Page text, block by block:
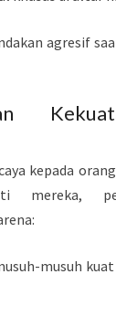
agresif
kepada
mereka,
musuh